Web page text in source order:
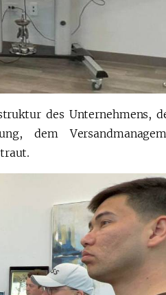
des Unternehmens,
dem